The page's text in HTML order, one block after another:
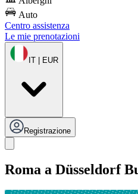
Auto
Centro assistenza
Le mie prenotazioni
IT | EUR
Registrazione
Roma a Düsseldorf